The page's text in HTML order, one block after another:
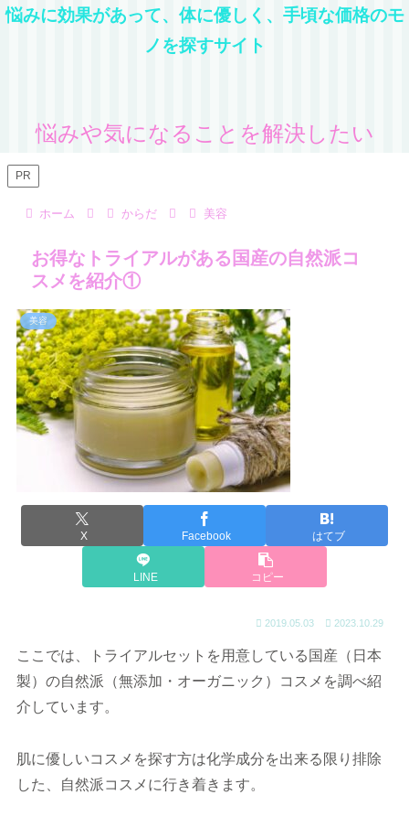
悩みに効果があって、体に優しく、手頃な価格のモ
ノを探すサイト
悩みや気になることを解決したい
PR
ホーム からだ 美容
お得なトライアルがある国産の自然派コ
スメを紹介①
美容
X Facebook はてブ
LINE コピー
2019.05.03 2023.10.29
ここでは、トライアルセットを用意している国産（日本
製）の自然派（無添加・オーガニック）コスメを調べ紹
介しています。
肌に優しいコスメを探す方は化学成分を出来る限り排除
した、自然派コスメに行き着きます。